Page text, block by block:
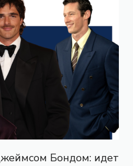
Бондом: идет